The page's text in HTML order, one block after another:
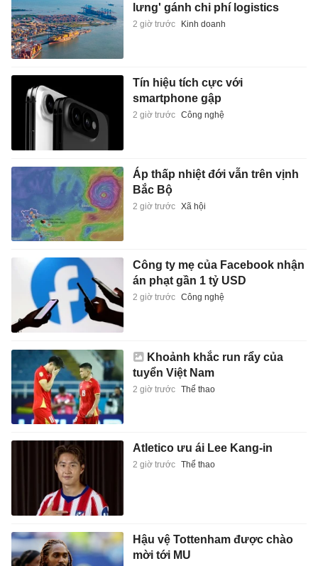
lưng' gánh chi phí logistics
2 giờ trước Kinh doanh
Tín hiệu tích cực với
smartphone gập
2 giờ trước Công nghệ
Áp thấp nhiệt đới vẫn trên vịnh
Bắc Bộ
2 giờ trước Xã hội
Công ty mẹ của Facebook nhận
án phạt gần 1 tỷ USD
2 giờ trước Công nghệ
Khoảnh khắc run rẩy của
tuyển Việt Nam
2 giờ trước Thể thao
Atletico ưu ái Lee Kang-in
2 giờ trước Thể thao
Hậu vệ Tottenham được chào
mời tới MU